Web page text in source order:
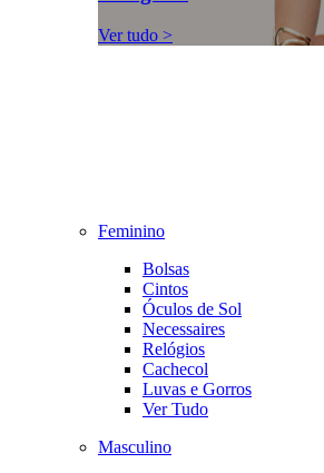
Ver tudo >
Feminino
Bolsas
Cintos
Óculos de Sol
Necessaires
Relógios
Cachecol
Luvas e Gorros
Ver Tudo
Masculino